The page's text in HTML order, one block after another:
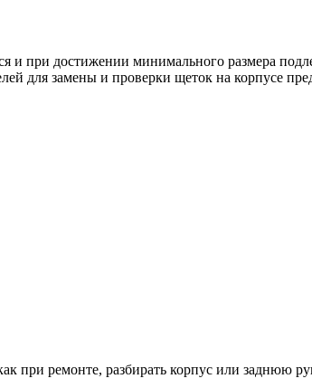
и при достижении минимального размера
для замены и проверки щеток на корпусе
при ремонте, разбирать корпус или заднюю